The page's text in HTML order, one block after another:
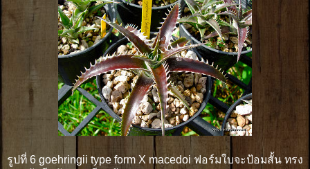
รูปที่ 6 goehringii type form X macedoi ฟอร์มใบจะป้อมสั้น ทรง